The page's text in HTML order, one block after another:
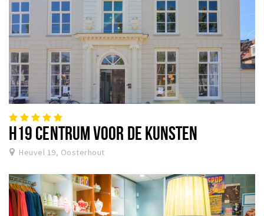
H19 CENTRUM VOOR DE KUNSTEN
Heuvel 19, Oosterhout